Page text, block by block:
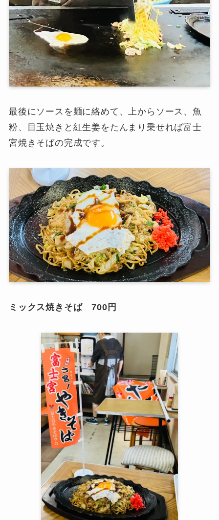
最後にソースを麺に絡めて、上からソース、魚
粉、目玉焼きと紅生姜をたんまり乗せれば富士
宮焼きそばの完成です。
ミックス焼きそば 700円